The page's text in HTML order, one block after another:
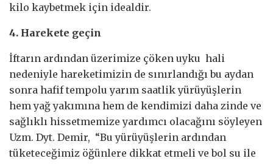
kilo kaybetmek için idealdir.
4. Harekete geçin
İftarın ardından üzerimize çöken uyku hali
nedeniyle hareketimizin de sınırlandığı bu aydan
sonra hafif tempolu yarım saatlik yürüyüşlerin
hem yağ yakımına hem de kendimizi daha zinde ve
sağlıklı hissetmemize yardımcı olacağını söyleyen
Uzm. Dyt. Demir, “Bu yürüyüşlerin ardından
tüketeceğimiz öğünlere dikkat etmeli ve bol su ile